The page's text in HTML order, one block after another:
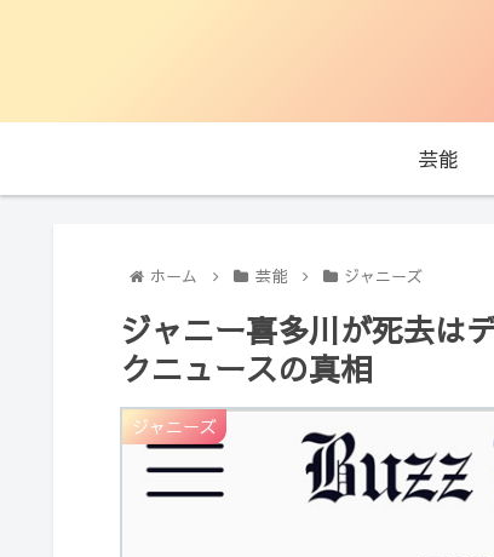
芸能
ホーム 芸能 ジャニーズ
ジャニー喜多川が死去は
クニュースの真相
ジャニーズ